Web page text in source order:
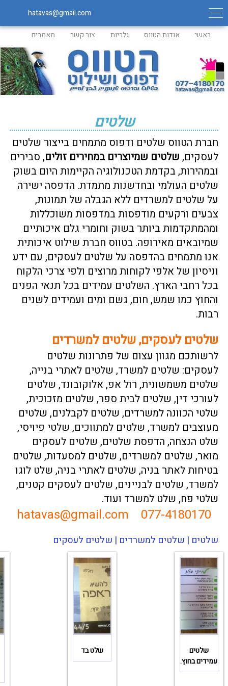
ראשי אודות הטווס גלריות צור קשר מאמרים
שלטים
חברת הטווס שלטים ודפוס מתמחים בייצור שלטים
לעסקים, שלטים שמיוצרים במחירים זולים, סבירים
ובמהירות, בקדמת הטכנולוגיה הקיימות היום בשוק
שלטים העולמי ובחדשנות מתמדת. הדפסה ישירה
על שלטים למשרדים ללא הגבלה של תמונות,
צבעים ורקעים מודפסות במדפסות משוכללות
ומהמתקדמות ביותר בשוק וחומרי גלם איכותיים
שמיובאים מאירופה. בטווס חברת שילוט איכותית
אנו מתמחים בהדפסה על שלטים לעסקים, עם ידע
וניסיון של אלפי לקוחות מרוצים ולפי צרכי הלקוח
בכל רחבי הארץ. השלטים עמידים בכל תנאי הפנים
והחוץ כמו שמש, חום, גשם ומים ועמידים לשנים
רבות.
שלטים לעסקים, שלטים למשרדים
לרשותכם מגוון עצום של פתרונות שלטים
לעסקים: שלטים למשרד, שלטים לאתרי בנייה,
שלטים משמשונית, רול אפ, אלוקובונד, שלטים
לעורכי דין, שלטים לבית ספר, שלטים מזכוכית,
שלטי הכוונה למשרדים, שלטים לקבלנים, שלטים
מעוצבים למשרד, שלטים למתווכים, שלטי פיויסי,
שלט הנצחה, הדפסת שלטים, שלטים לעסקים
מואר, שלטים למשרדים, שלטים למסעדות, שלטים
בטיחות לאתר בניה, שלטים לאתרי בניה, שלט לוגו
למשרד, שלטים לבניינים, שלטים לעסקים קטנים,
שלטי פח, שלט למשרד ועוד.
077-4180170
hatavas@gmail.com
שלטים | שלטים למשרדים | שלטים לעסקים
שלטים
עמידים בחוץ.
שלט בד
hatavas@gmail.com